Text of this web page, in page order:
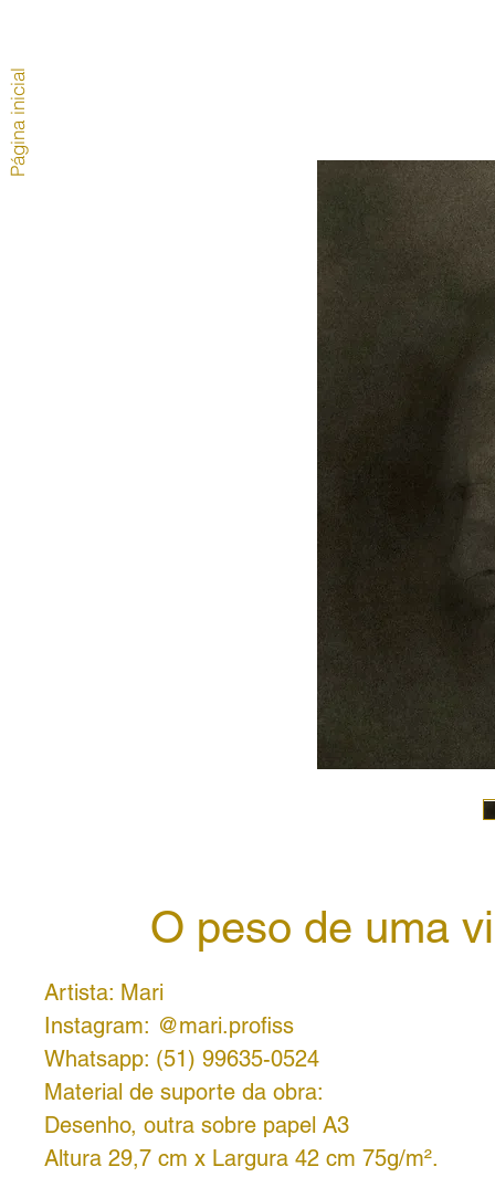
O peso de uma
Artista: Mari
Instagram: @mari.profiss
Whatsapp: (51) 99635-0524
Material de suporte da obra:
Desenho, outra sobre papel A3
Altura 29,7 cm x Largura 42 cm 75g/m².
Página inicial